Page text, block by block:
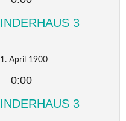
3
April 1900
0:00
3